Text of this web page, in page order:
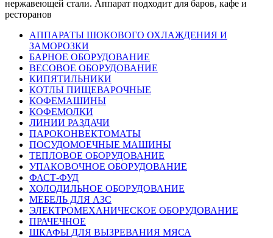
нержавеющей стали. Аппарат подходит для баров, кафе и
ресторанов
АППАРАТЫ ШОКОВОГО ОХЛАЖДЕНИЯ И
ЗАМОРОЗКИ
БАРНОЕ ОБОРУДОВАНИЕ
ВЕСОВОЕ ОБОРУДОВАНИЕ
КИПЯТИЛЬНИКИ
КОТЛЫ ПИЩЕВАРОЧНЫЕ
КОФЕМАШИНЫ
КОФЕМОЛКИ
ЛИНИИ РАЗДАЧИ
ПАРОКОНВЕКТОМАТЫ
ПОСУДОМОЕЧНЫЕ МАШИНЫ
ТЕПЛОВОЕ ОБОРУДОВАНИЕ
УПАКОВОЧНОЕ ОБОРУДОВАНИЕ
ФАСТ-ФУД
ХОЛОДИЛЬНОЕ ОБОРУДОВАНИЕ
МЕБЕЛЬ ДЛЯ АЗС
ЭЛЕКТРОМЕХАНИЧЕСКОЕ ОБОРУДОВАНИЕ
ПРАЧЕЧНОЕ
ШКАФЫ ДЛЯ ВЫЗРЕВАНИЯ МЯСА